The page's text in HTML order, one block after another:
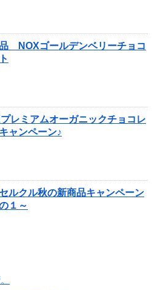
NOXゴールデンベリーチョコ
レミアムオーガニックチョコレ
ャンペーン♪
ルクル秋の新商品キャンペーン
１～